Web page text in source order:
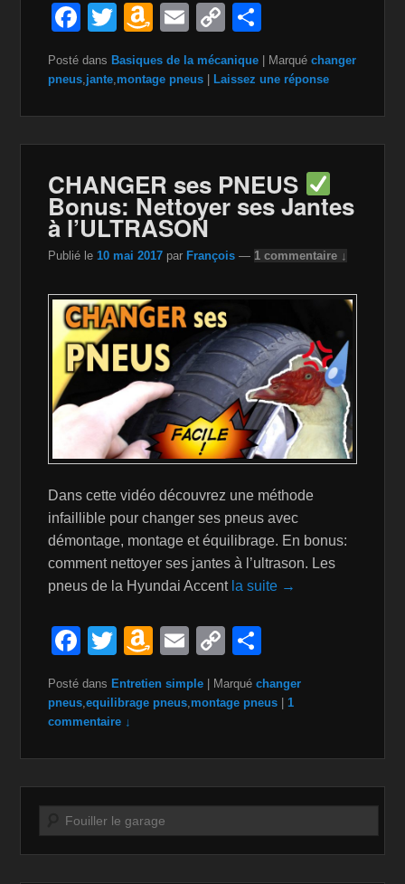
F
c
o
k
T
tt
A
a
W
is
h
st
E
m
ail
C
p
k
ta
Posté dans Basiques de la mécanique Marqué changer
pneus,jante,montage pneus Laissez une réponse
CHANGER ses PNEUS
Bonus: Nettoyer ses Jantes
à l’ULTRASON
Publié le 10 mai 2017 par François — 1 commentaire ↓
Dans cette vidéo découvrez une méthode
infaillible pour changer ses pneus avec
démontage, montage et équilibrage. En bonus:
comment nettoyer ses jantes à l’ultrason. Les
pneus de la Hyundai Accent la suite →
F
a
c
e
b
o
o
k
T
wi
tt
er
A
m
a
o
n
W
is
E
m
ail
C
p
Li
n
k
ar
ta
er
Posté dans Entretien simple Marqué changer
pneus,equilibrage pneus,montage pneus |1
commentaire ↓
Recherche